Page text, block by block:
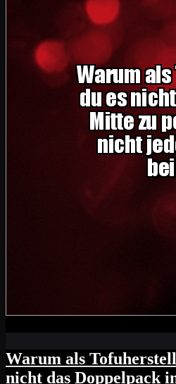
Warum als
nicht das Doppelpack